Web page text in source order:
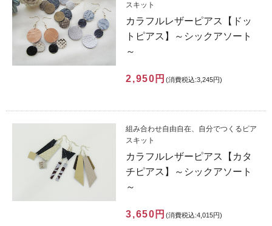
スキット
カラフルレザーピアス【ドッ
トピアス】～シックアソート
～
2,950円 (消費税込:3,245円)
組み合わせ自由自在、自分でつくるピア
スキット
カラフルレザーピアス【カタ
チピアス】～シックアソート
～
3,650円 (消費税込:4,015円)